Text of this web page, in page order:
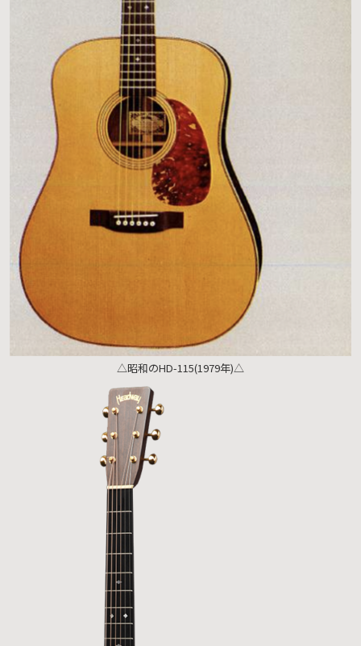
△昭和のHD-115(1979年)△